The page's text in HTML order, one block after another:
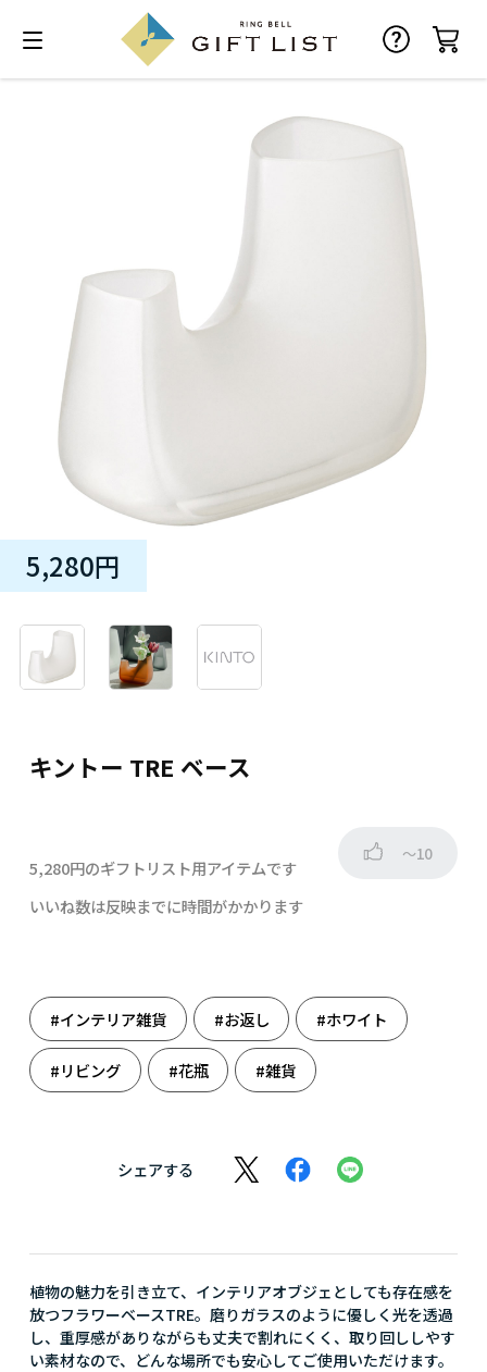
キントー TRE ベース
5,280円
5,280円のギフトリスト用アイテムです
～10
いいね数は反映までに時間がかかります
#インテリア雑貨 #お返し #ホワイト
#リビング #花瓶 #雑貨
シェアする
植物の魅力を引き立て、インテリアオブジェとしても存在感を
放つフラワーベースTRE。磨りガラスのように優しく光を透過
し、重厚感がありながらも丈夫で割れにくく、取り回ししやす
い素材なので、どんな場所でも安心してご使用いただけます。